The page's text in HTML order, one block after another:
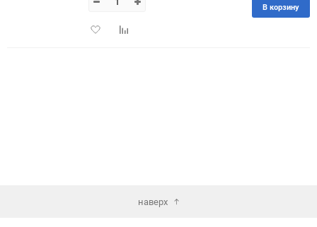
150
ДобавитьДобавить
В корзину
наверх